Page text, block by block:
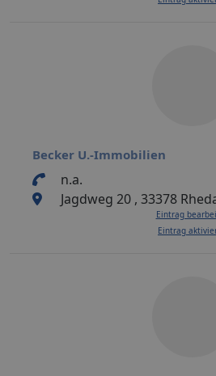
Becker U.-Immobilien
n.a.
Jagdweg 20 , 33378
Eintrag
Eintrag